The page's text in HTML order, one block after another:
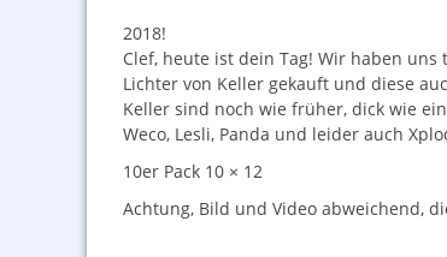
2018!
Clef, heute ist dein Tag! Wir haben
Lichter von Keller gekauft und diese
Keller sind noch wie früher, dick wie
Weco, Lesli, Panda und leider auch
10er Pack 10 × 12
Achtung, Bild und Video abweichend,